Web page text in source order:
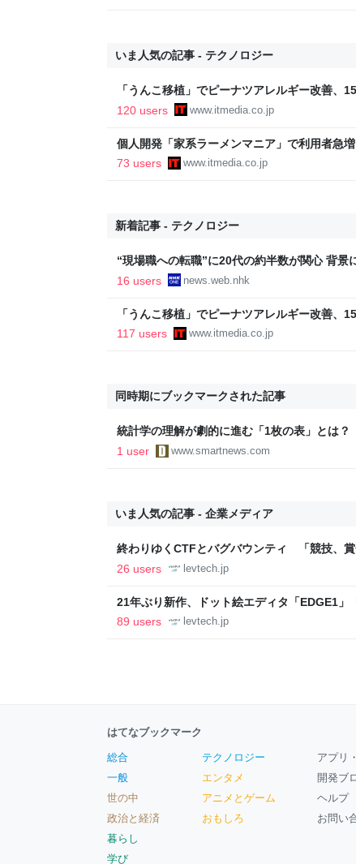
いま人気の記事 - テクノロジー
「うんこ移植」でピーナツアレルギー改善、
に ヒトの実証は初 Science系列誌掲載
120 users www.itmedia.co.jp
個人開発「家系ラーメンマニア」で利用者
「より信頼していただけるアプリに」
73 users www.itmedia.co.jp
新着記事 - テクノロジー
“現場職への転職”に20代の約半数が関心 背景
16 users
news.web.nhk
「うんこ移植」でピーナツアレルギー改善、
に ヒトの実証は初 Science系列誌掲載
117 users www.itmedia.co.jp
同時期にブックマークされた記事
統計学の理解が劇的に進む「1枚の表」とは？
1 user
www.smartnews.com
いま人気の記事 - 企業メディア
終わりゆくCTFとバグバウンティ 「競技、
ること【フォーカス】 - レバテックLAB
26 users levtech.jp
21年ぶり新作、ドット絵エディタ「EDGE1」
ついて作者に聞く【フォーカス】 - レバテック
89 users levtech.jp
はてなブックマーク
総合
一般
世の中
政治と経済
暮らし
学び
テクノロジー
エンタメ
アニメとゲーム
おもしろ
アプリ
開発ブ
ヘルプ
お問い